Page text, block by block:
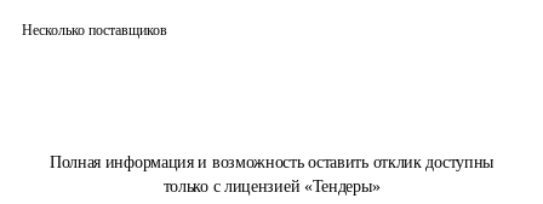
Полная информация и возможность оставить отклик доступны
только с лицензией «Тендеры»
Несколько поставщиков